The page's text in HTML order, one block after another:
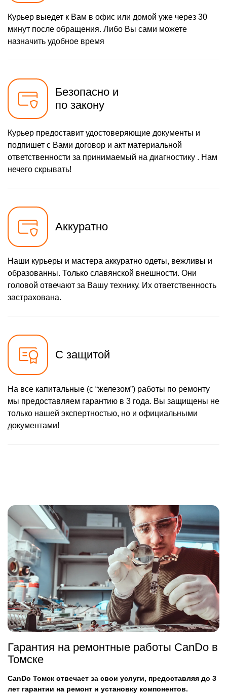
Курьер выедет к Вам в офис или домой уже через 30
минут после обращения. Либо Вы сами можете
назначить удобное время
Безопасно и
по закону
Курьер предоставит удостоверяющие документы и
подпишет с Вами договор и акт материальной
ответственности за принимаемый на диагностику . Нам
нечего скрывать!
Аккуратно
Наши курьеры и мастера аккуратно одеты, вежливы и
образованны. Только славянской внешности. Они
головой отвечают за Вашу технику. Их ответственность
застрахована.
С защитой
На все капитальные (с “железом”) работы по ремонту
мы предоставляем гарантию в 3 года. Вы защищены не
только нашей экспертностью, но и официальными
документами!
Гарантия на ремонтные работы CanDo в
Томске
CanDo Томск отвечает за свои услуги, предоставляя до 3
лет гарантии на ремонт и установку компонентов.